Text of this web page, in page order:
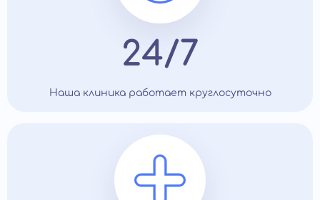
24/7
Наша клиника работает круглосуточно